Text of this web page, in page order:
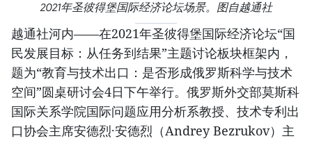
2021年圣彼得堡国际经济论坛场景。图自越通社
越通社河内——在2021年圣彼得堡国际经济论坛“国
民发展目标：从任务到结果”主题讨论板块框架内，
题为“教育与技术出口：是否形成俄罗斯科学与技术
空间”圆桌研讨会4日下午举行。俄罗斯外交部莫斯科
国际关系学院国际问题应用分析系教授、技术专利出
口协会主席安德烈·安德烈（Andrey Bezrukov）主